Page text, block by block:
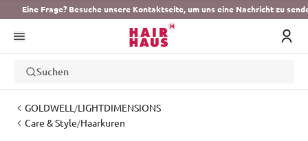
Eine Frage? Besuche unsere Kontaktseite, um uns eine Nachricht zu
Suchen
GOLDWELL /LIGHTDIMENSIONS
Care & Style/Haarkuren